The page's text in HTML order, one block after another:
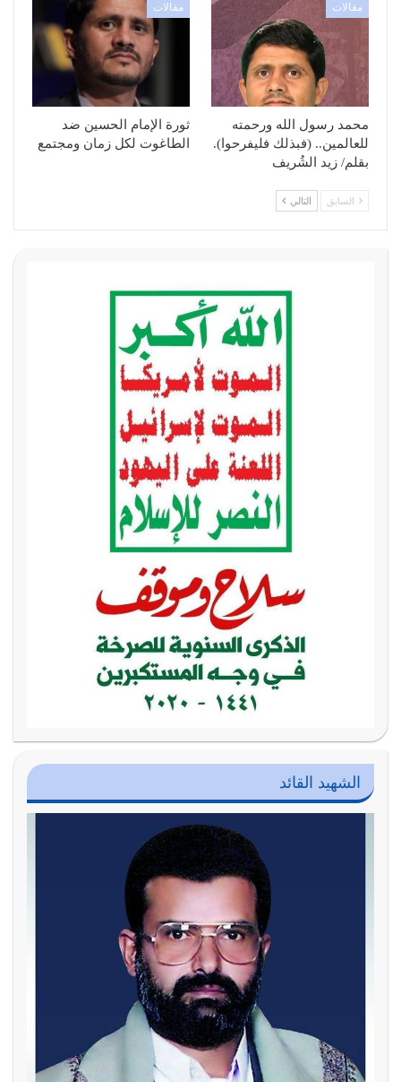
مقالات
محمد رسول الله ورحمته
للعالمين.. (فبذلك فليفرحوا).
بقلم/ زيد الشُريف
مقالات
ثورة الإمام الحسين ضد
الطاغوت لكل زمان ومجتمع
السابق التالي
الشهيد القائد